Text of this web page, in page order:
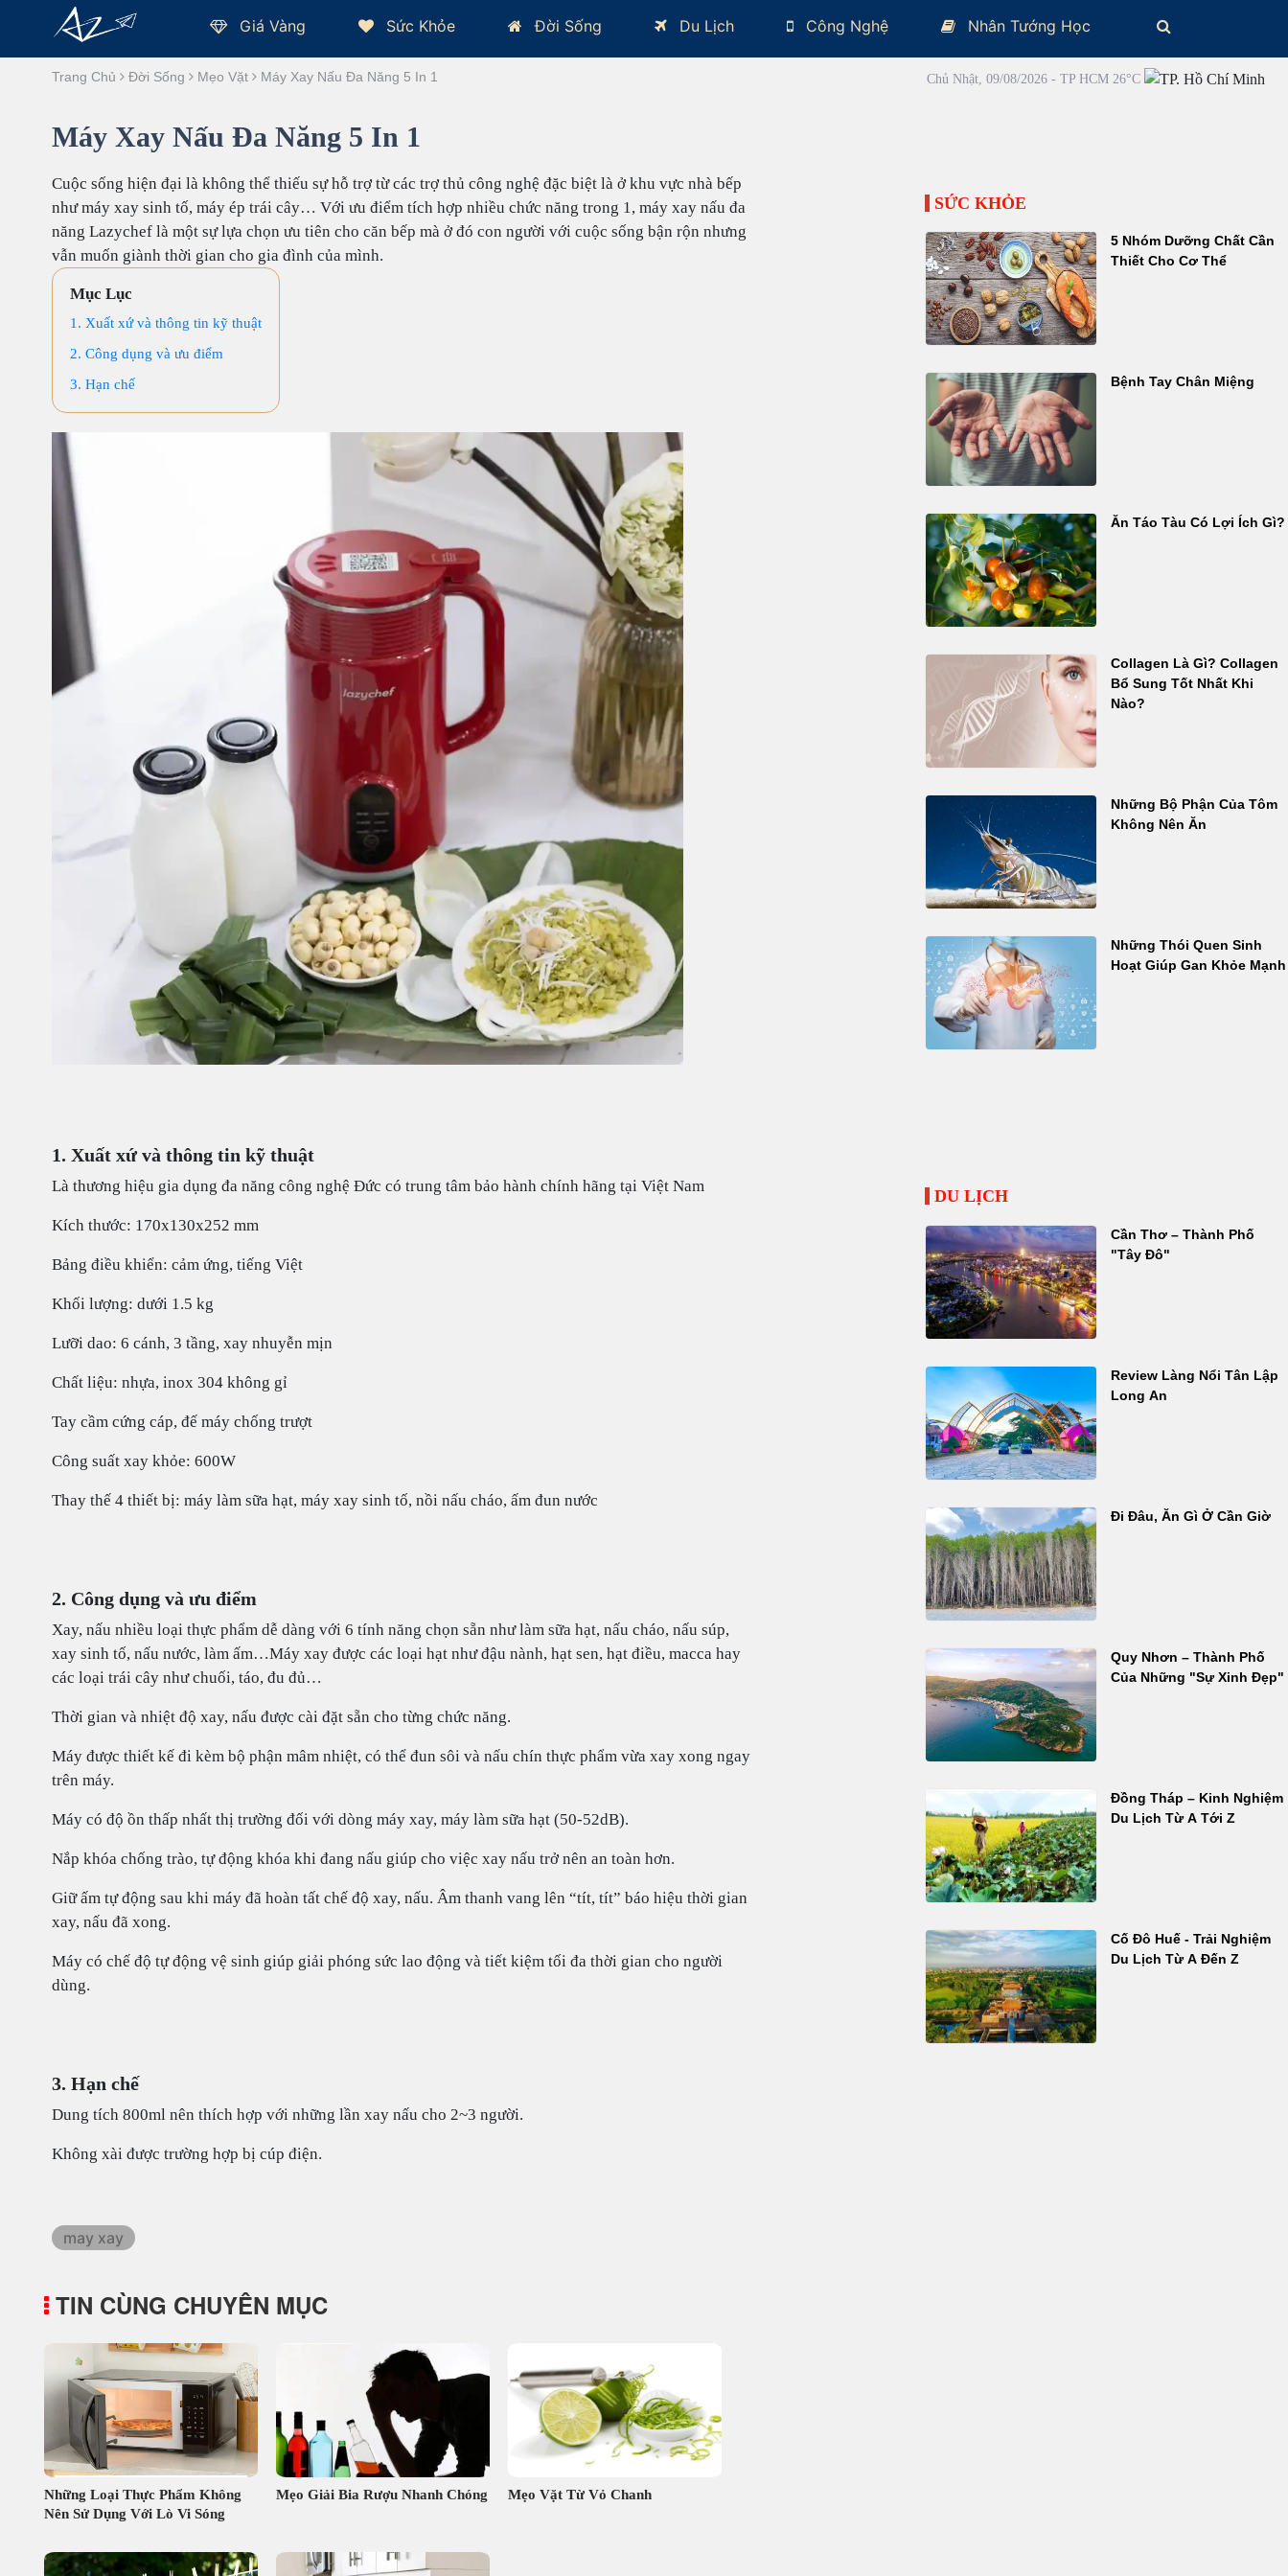
Giá Vàng Sức Khỏe Đời Sống Du Lịch Công Nghệ Nhân Tướng Học
Trang Chủ Đời Sống Mẹo Vặt Máy Xay Nấu Đa Năng 5 In 1 Chủ Nhật, 09/08/2026 - TP HCM 26°C
Máy Xay Nấu Đa Năng 5 In 1
Cuộc sống hiện đại là không thể thiếu sự hỗ trợ từ các trợ thủ công nghệ đặc biệt là ở khu vực nhà bếp
như máy xay sinh tố, máy ép trái cây… Với ưu điểm tích hợp nhiều chức năng trong 1, máy xay nấu đa
năng Lazychef là một sự lựa chọn ưu tiên cho căn bếp mà ở đó con người với cuộc sống bận rộn nhưng
vẫn muốn giành thời gian cho gia đình của mình.
Mục Lục
1. Xuất xứ và thông tin kỹ thuật
2. Công dụng và ưu điểm
3. Hạn chế
1. Xuất xứ và thông tin kỹ thuật
Là thương hiệu gia dụng đa năng công nghệ Đức có trung tâm bảo hành chính hãng tại Việt Nam
Kích thước: 170x130x252 mm
Bảng điều khiển: cảm ứng, tiếng Việt
Khối lượng: dưới 1.5 kg
Lưỡi dao: 6 cánh, 3 tầng, xay nhuyễn mịn
Chất liệu: nhựa, inox 304 không gỉ
Tay cầm cứng cáp, đế máy chống trượt
Công suất xay khỏe: 600W
Thay thế 4 thiết bị: máy làm sữa hạt, máy xay sinh tố, nồi nấu cháo, ấm đun nước
2. Công dụng và ưu điểm
Xay, nấu nhiều loại thực phẩm dễ dàng với 6 tính năng chọn sẵn như làm sữa hạt, nấu cháo, nấu súp,
xay sinh tố, nấu nước, làm ấm…Máy xay được các loại hạt như đậu nành, hạt sen, hạt điều, macca hay
các loại trái cây như chuối, táo, đu đủ…
Thời gian và nhiệt độ xay, nấu được cài đặt sẵn cho từng chức năng.
Máy được thiết kế đi kèm bộ phận mâm nhiệt, có thể đun sôi và nấu chín thực phẩm vừa xay xong ngay
trên máy.
Máy có độ ồn thấp nhất thị trường đối với dòng máy xay, máy làm sữa hạt (50-52dB).
Nắp khóa chống trào, tự động khóa khi đang nấu giúp cho việc xay nấu trở nên an toàn hơn.
Giữ ấm tự động sau khi máy đã hoàn tất chế độ xay, nấu. Âm thanh vang lên “tít, tít” báo hiệu thời gian
xay, nấu đã xong.
Máy có chế độ tự động vệ sinh giúp giải phóng sức lao động và tiết kiệm tối đa thời gian cho người
dùng.
3. Hạn chế
Dung tích 800ml nên thích hợp với những lần xay nấu cho 2~3 người.
Không xài được trường hợp bị cúp điện.
may xay
TIN CÙNG CHUYÊN MỤC
Những Loại Thực Phẩm Không
Nên Sử Dụng Với Lò Vi Sóng
Mẹo Giải Bia Rượu Nhanh Chóng Mẹo Vặt Từ Vỏ Chanh
SỨC KHỎE
5 Nhóm Dưỡng Chất Cần
Thiết Cho Cơ Thể
Bệnh Tay Chân Miệng
Ăn Táo Tàu Có Lợi Ích Gì?
Collagen Là Gì? Collagen
Bổ Sung Tốt Nhất Khi
Nào?
Những Bộ Phận Của Tôm
Không Nên Ăn
Những Thói Quen Sinh
Hoạt Giúp Gan Khỏe Mạnh
DU LỊCH
Cần Thơ – Thành Phố
"Tây Đô"
Review Làng Nổi Tân Lập
Long An
Đi Đâu, Ăn Gì Ở Cần Giờ
Quy Nhơn – Thành Phố
Của Những "Sự Xinh Đẹp"
Đồng Tháp – Kinh Nghiệm
Du Lịch Từ A Tới Z
Cố Đô Huế - Trải Nghiệm
Du Lịch Từ A Đến Z